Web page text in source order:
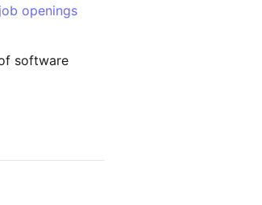
openings
software